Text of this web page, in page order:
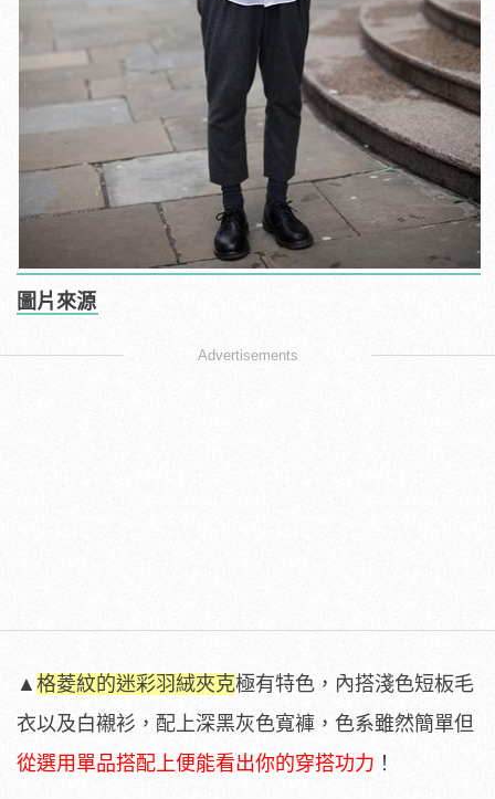
圖片來源
Advertisements
▲ 格菱紋的迷彩羽絨夾克極有特色，內搭淺色短板毛
衣以及白襯衫，配上深黑灰色寬褲，色系雖然簡單但
從選用單品搭配上便能看出你的穿搭功力 ！